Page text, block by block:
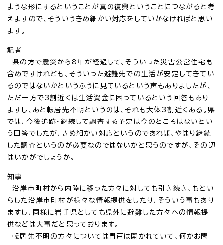
ような形にするということが真の復興ということにつながると考
えますので、そういうきめ細かい対応をしていかなければと思い
ます。
記者
県の方で震災から8年が経過して、そういった災害公営住宅も
含めですけれども、そういった避難先での生活が安定してきてい
るのではないかというふうに見ているという声もありましたが、
ただ一方で3割近くは生活資金に困っているという回答もあり
ますし、あと転居先不明というのは、それも大体3割近くある。県
では、今後追跡・継続して調査する予定は今のところはないとい
う回答でしたが、きめ細かい対応というのであれば、やはり継続
した調査というのが必要なのではないかと思うのですが、その辺
はいかがでしょうか。
知事
沿岸市町村から内陸に移った方々に対しても引き続き、もとい
らした沿岸市町村が様々な情報提供をしたり、そういう事もあり
ますし、同様に岩手県としても県外に避難した方々への情報提
供などは大事だと思っております。
転居先不明の方々については門戸は開かれていて、何かお問